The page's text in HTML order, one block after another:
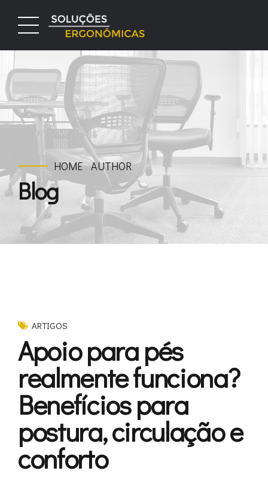
HOME AUTHOR
Blog
ARTIGOS
Apoio para pés
realmente funciona?
Benefícios para
postura, circulação e
conforto